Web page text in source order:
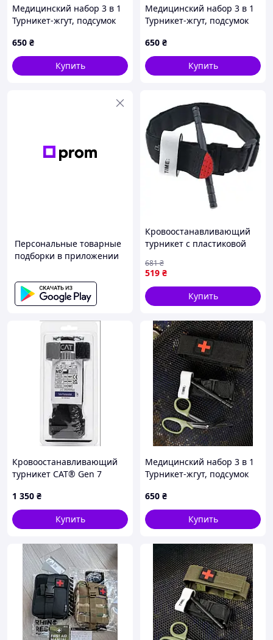
Медицинский набор 3 в 1
Турникет-жгут, подсумок
тактические медицинские
ножницы EMT мультикам
ВТ5407
650 ₴
Купить
Медицинский набор 3 в 1
Турникет-жгут, подсумок
тактические медицинские
ножницы EMT пиксель
ВТ5409
650 ₴
Купить
Персональные товарные
подборки в приложении
Кровоостанавливающий
турникет с пластиковой
38х95 см CAT
CombatApplicationTourniquet
DBUY Кровоспинний
519 ₴
681₴
Купить
Кровоостанавливающий
турникет CAT® Gen 7
Tourniquet) — Оригинал
(США)
1 350 ₴
Купить
Медицинский набор 3 в 1
Турникет-жгут, подсумок
тактические медицинские
ножницы EMT черный
ВТ5408
650 ₴
Купить